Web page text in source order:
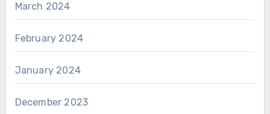
March 2024
February 2024
January 2024
December 2023